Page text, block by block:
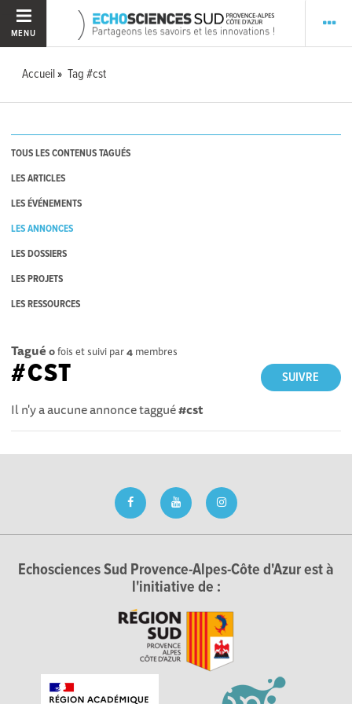
MENU
Accueil Tag #cst
TOUS LES CONTENUS TAGUÉS
LES ARTICLES
LES ÉVÉNEMENTS
LES ANNONCES
LES DOSSIERS
LES PROJETS
LES RESSOURCES
Tagué 0fois et suivi par4 membres
SUIVRE
#CST
Il n'y a aucune annonce taggué#cst
Echosciences Sud Provence-Alpes-Côte d'Azur est à
l'initiative de :